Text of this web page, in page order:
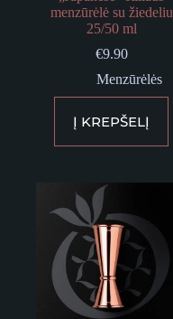
menzūrėlė su žiedeliu
25/50 ml
€9.90
Menzūrėlės
Į KREPŠELĮ